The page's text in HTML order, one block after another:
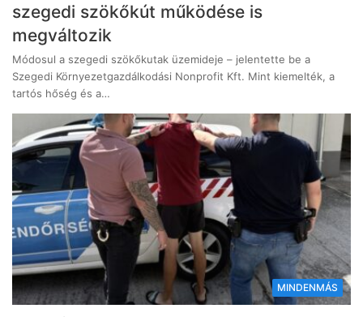
szegedi szökőkút működése is
megváltozik
Módosul a szegedi szökőkutak üzemideje – jelentette be a
Szegedi Környezetgazdálkodási Nonprofit Kft. Mint kiemelték, a
tartós hőség és a…
MINDENMÁS